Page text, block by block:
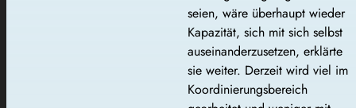
seien, wäre überhaupt wieder
Kapazität, sich mit sich selbst
auseinanderzusetzen, erklärte
sie weiter. Derzeit wird viel im
Koordinierungsbereich